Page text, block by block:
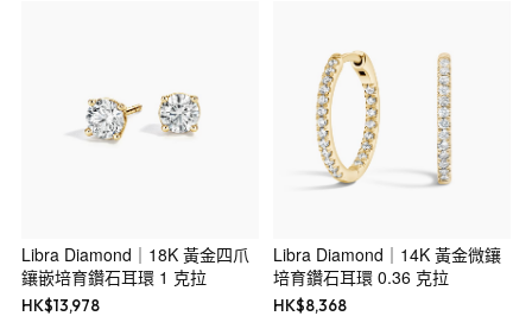
Libra Diamond｜18K 黃金四爪
鑲嵌培育鑽石耳環 1 克拉
HK$13,978
Libra Diamond｜14K 黃金微鑲
培育鑽石耳環 0.36 克拉
HK$8,368